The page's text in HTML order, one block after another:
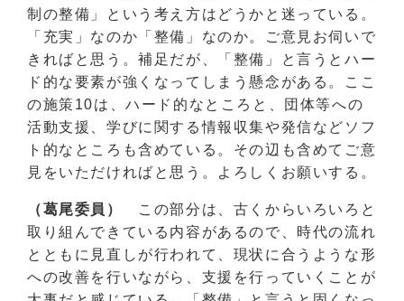
制の整備」という考え方はどうかと迷っている。
「充実」なのか「整備」なのか。ご意見お伺いで
きればと思う。補足だが、「整備」と言うとハー
ド的な要素が強くなってしまう懸念がある。ここ
の施策10は、ハード的なところと、団体等への
活動支援、学びに関する情報収集や発信などソフ
ト的なところも含めている。その辺も含めてご意
見をいただければと思う。よろしくお願いする。
（葛尾委員）
この部分は、古くからいろいろと
取り組んできている内容があるので、時代の流れ
とともに見直しが行われて、現状に合うような形
への改善を行いながら、支援を行っていくことが